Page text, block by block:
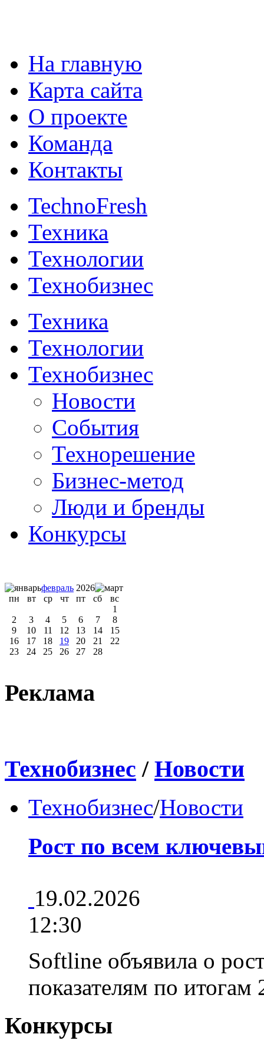
На главную
Карта сайта
О проекте
Команда
Контакты
TechnoFresh
Техника
Технологии
Технобизнес
Техника
Технологии
Технобизнес
Новости
События
Технорешение
Бизнес-метод
Люди и бренды
Конкурсы
февраль 2026
пн
вт ср чт пт сб
вс
1
2
3 4 5 6 7
8
9
10 11 12 13 14
15
16
17 18 19 20 21
22
23
24 25 26 27 28
Реклама
Технобизнес / Новости
Технобизнес/Новости
Рост по всем
19.02.2026
12:30
Softline объявила о
показателям по
Конкурсы